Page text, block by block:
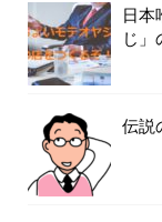
日本
じ」
伝説